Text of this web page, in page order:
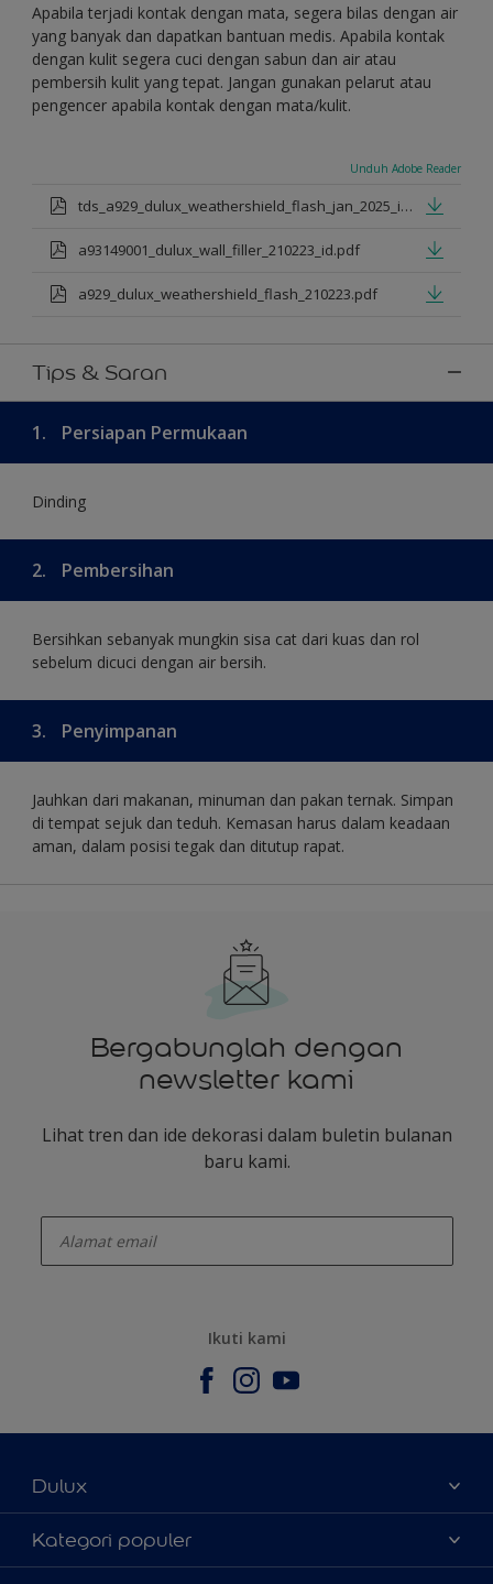
Apabila terjadi kontak dengan mata, segera bilas dengan air
yang banyak dan dapatkan bantuan medis. Apabila kontak
dengan kulit segera cuci dengan sabun dan air atau
pembersih kulit yang tepat. Jangan gunakan pelarut atau
pengencer apabila kontak dengan mata/kulit.
Unduh Adobe Reader
tds_a929_dulux_weathershield_flash_jan_2025_id.pdf
a93149001_dulux_wall_filler_210223_id.pdf
a929_dulux_weathershield_flash_210223.pdf
Tips & Saran
1. Persiapan Permukaan
Dinding
2. Pembersihan
Bersihkan sebanyak mungkin sisa cat dari kuas dan rol
sebelum dicuci dengan air bersih.
3. Penyimpanan
Jauhkan dari makanan, minuman dan pakan ternak. Simpan
di tempat sejuk dan teduh. Kemasan harus dalam keadaan
aman, dalam posisi tegak dan ditutup rapat.
Bergabunglah dengan
newsletter kami
Lihat tren dan ide dekorasi dalam buletin bulanan
baru kami.
Ikuti kami
Dulux
Tentang Kami
Contact us
Kategori populer